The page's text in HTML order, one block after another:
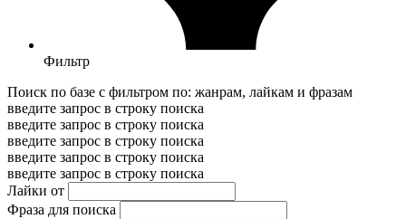
Фильтр
Поиск по базе с фильтром по: жанрам, лайкам и фразам
введите запрос в строку поиска
введите запрос в строку поиска
введите запрос в строку поиска
введите запрос в строку поиска
введите запрос в строку поиска
Лайки от
Фраза для поиска